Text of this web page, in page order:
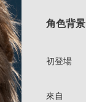
角色背景
初登場
來自